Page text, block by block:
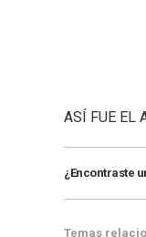
ASÍ FUE EL
¿Encontraste
Temas